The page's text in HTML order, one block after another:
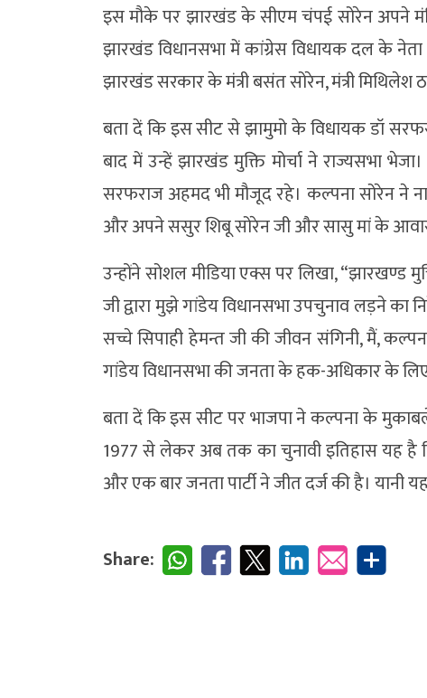
इस मौके पर झारखंड के सीएम चंपई सोरेन अपने
झारखंड विधानसभा में कांग्रेस विधायक दल के
झारखंड सरकार के मंत्री बसंत सोरेन, मंत्री मिथिलेश
बता दें कि इस सीट से झामुमो के विधायक डॉ
बाद में उन्हें झारखंड मुक्ति मोर्चा ने राज्यसभा
सरफराज अहमद भी मौजूद रहे। कल्पना सोरेन ने
और अपने ससुर शिबू सोरेन जी और सासु मां के
उन्होंने सोशल मीडिया एक्स पर लिखा, “झारखण्ड
जी द्वारा मुझे गांडेय विधानसभा उपचुनाव लड़ने का
सच्चे सिपाही हेमन्त जी की जीवन संगिनी, मैं,
गांडेय विधानसभा की जनता के हक-अधिकार के लिए
बता दें कि इस सीट पर भाजपा ने कल्पना के मुकाबले
1977 से लेकर अब तक का चुनावी इतिहास यह है कि
और एक बार जनता पार्टी ने जीत दर्ज की है। यानी
Share: